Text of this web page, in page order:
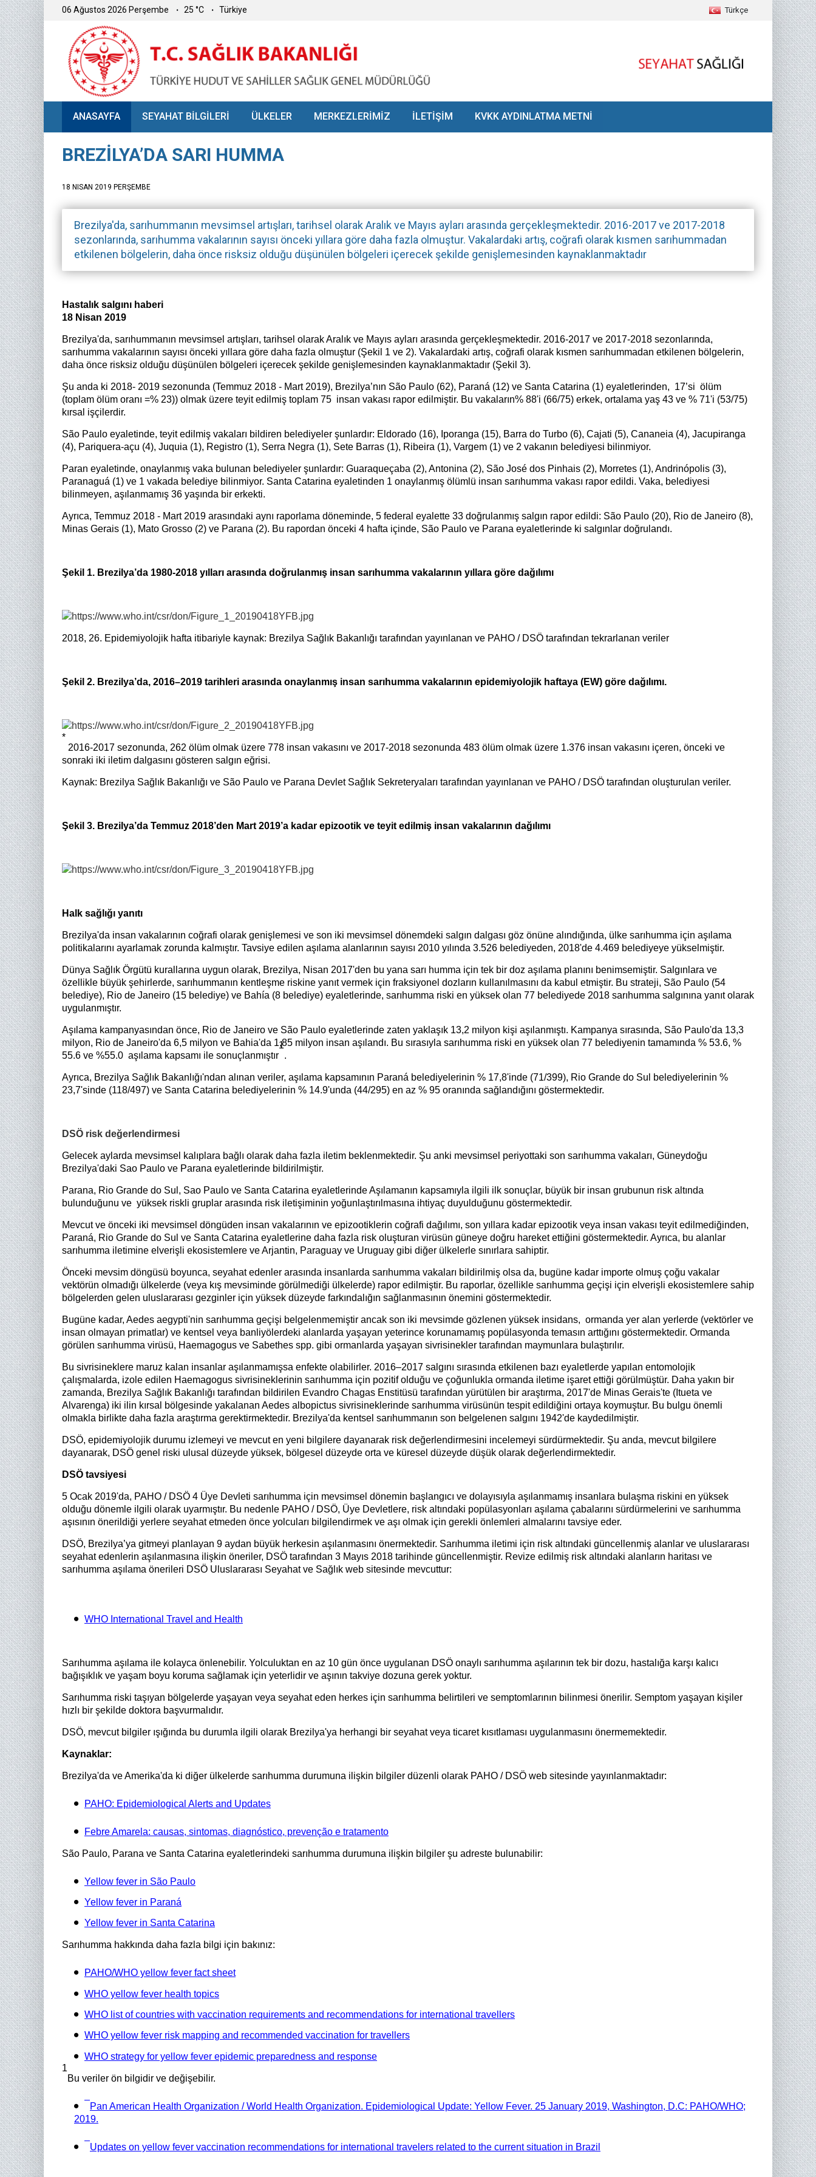
06 Ağustos 2026 Perşembe 25 °C Türkiye Türkçe
ANASAYFA SEYAHAT BİLGİLERİ ÜLKELER MERKEZLERİMİZ İLETİŞİM KVKK AYDINLATMA METNİ
BREZİLYA’DA SARI HUMMA
18 NISAN 2019 PERŞEMBE
Brezilya'da, sarıhummanın mevsimsel artışları, tarihsel olarak Aralık ve Mayıs ayları arasında gerçekleşmektedir. 2016-2017 ve 2017-2018
sezonlarında, sarıhumma vakalarının sayısı önceki yıllara göre daha fazla olmuştur. Vakalardaki artış, coğrafi olarak kısmen sarıhummadan
etkilenen bölgelerin, daha önce risksiz olduğu düşünülen bölgeleri içerecek şekilde genişlemesinden kaynaklanmaktadır
Hastalık salgını haberi
18 Nisan 2019
Brezilya'da, sarıhummanın mevsimsel artışları, tarihsel olarak Aralık ve Mayıs ayları arasında gerçekleşmektedir. 2016-2017 ve 2017-2018 sezonlarında,
sarıhumma vakalarının sayısı önceki yıllara göre daha fazla olmuştur (Şekil 1 ve 2). Vakalardaki artış, coğrafi olarak kısmen sarıhummadan etkilenen bölgelerin,
daha önce risksiz olduğu düşünülen bölgeleri içerecek şekilde genişlemesinden kaynaklanmaktadır (Şekil 3).
Şu anda ki 2018- 2019 sezonunda (Temmuz 2018 - Mart 2019), Brezilya’nın São Paulo (62), Paraná (12) ve Santa Catarina (1) eyaletlerinden, 17’si ölüm
(toplam ölüm oranı =% 23)) olmak üzere teyit edilmiş toplam 75 insan vakası rapor edilmiştir. Bu vakaların% 88'i (66/75) erkek, ortalama yaş 43 ve % 71'i (53/75)
kırsal işçilerdir.
São Paulo eyaletinde, teyit edilmiş vakaları bildiren belediyeler şunlardır: Eldorado (16), Iporanga (15), Barra do Turbo (6), Cajati (5), Cananeia (4), Jacupiranga
(4), Pariquera-açu (4), Juquia (1), Registro (1), Serra Negra (1), Sete Barras (1), Ribeira (1), Vargem (1) ve 2 vakanın belediyesi bilinmiyor.
Paran eyaletinde, onaylanmış vaka bulunan belediyeler şunlardır: Guaraqueçaba (2), Antonina (2), São José dos Pinhais (2), Morretes (1), Andrinópolis (3),
Paranaguá (1) ve 1 vakada belediye bilinmiyor. Santa Catarina eyaletinden 1 onaylanmış ölümlü insan sarıhumma vakası rapor edildi. Vaka, belediyesi
bilinmeyen, aşılanmamış 36 yaşında bir erkekti.
Ayrıca, Temmuz 2018 - Mart 2019 arasındaki aynı raporlama döneminde, 5 federal eyalette 33 doğrulanmış salgın rapor edildi: São Paulo (20), Rio de Janeiro (8),
Minas Gerais (1), Mato Grosso (2) ve Parana (2). Bu rapordan önceki 4 hafta içinde, São Paulo ve Parana eyaletlerinde ki salgınlar doğrulandı.
Şekil 1. Brezilya’da 1980-2018 yılları arasında doğrulanmış insan sarıhumma vakalarının yıllara göre dağılımı
2018, 26. Epidemiyolojik hafta itibariyle kaynak: Brezilya Sağlık Bakanlığı tarafından yayınlanan ve PAHO / DSÖ tarafından tekrarlanan veriler
Şekil 2. Brezilya’da, 2016–2019 tarihleri arasında onaylanmış insan sarıhumma vakalarının epidemiyolojik haftaya (EW) göre dağılımı.
*
2016-2017 sezonunda, 262 ölüm olmak üzere 778 insan vakasını ve 2017-2018 sezonunda 483 ölüm olmak üzere 1.376 insan vakasını içeren, önceki ve
sonraki iki iletim dalgasını gösteren salgın eğrisi.
Kaynak: Brezilya Sağlık Bakanlığı ve São Paulo ve Parana Devlet Sağlık Sekreteryaları tarafından yayınlanan ve PAHO / DSÖ tarafından oluşturulan veriler.
Şekil 3. Brezilya’da Temmuz 2018’den Mart 2019’a kadar epizootik ve teyit edilmiş insan vakalarının dağılımı
Halk sağlığı yanıtı
Brezilya'da insan vakalarının coğrafi olarak genişlemesi ve son iki mevsimsel dönemdeki salgın dalgası göz önüne alındığında, ülke sarıhumma için aşılama
politikalarını ayarlamak zorunda kalmıştır. Tavsiye edilen aşılama alanlarının sayısı 2010 yılında 3.526 belediyeden, 2018'de 4.469 belediyeye yükselmiştir.
Dünya Sağlık Örgütü kurallarına uygun olarak, Brezilya, Nisan 2017'den bu yana sarı humma için tek bir doz aşılama planını benimsemiştir. Salgınlara ve
özellikle büyük şehirlerde, sarıhummanın kentleşme riskine yanıt vermek için fraksiyonel dozların kullanılmasını da kabul etmiştir. Bu strateji, São Paulo (54
belediye), Rio de Janeiro (15 belediye) ve Bahía (8 belediye) eyaletlerinde, sarıhumma riski en yüksek olan 77 belediyede 2018 sarıhumma salgınına yanıt olarak
uygulanmıştır.
Aşılama kampanyasından önce, Rio de Janeiro ve São Paulo eyaletlerinde zaten yaklaşık 13,2 milyon kişi aşılanmıştı. Kampanya sırasında, São Paulo'da 13,3
milyon, Rio de Janeiro'da 6,5 ​​milyon ve Bahia'da 1,85 milyon insan aşılandı. Bu sırasıyla sarıhumma riski en yüksek olan 77 belediyenin tamamında % 53.6, %
55.6 ve %55.0 aşılama kapsamı ile sonuçlanmıştır
1
.
Ayrıca, Brezilya Sağlık Bakanlığı'ndan alınan veriler, aşılama kapsamının Paraná belediyelerinin % 17,8'inde (71/399), Rio Grande do Sul belediyelerinin %
23,7'sinde (118/497) ve Santa Catarina belediyelerinin % 14.9'unda (44/295) en az % 95 oranında sağlandığını göstermektedir.
DSÖ risk değerlendirmesi
Gelecek aylarda mevsimsel kalıplara bağlı olarak daha fazla iletim beklenmektedir. Şu anki mevsimsel periyottaki son sarıhumma vakaları, Güneydoğu
Brezilya'daki Sao Paulo ve Parana eyaletlerinde bildirilmiştir.
Parana, Rio Grande do Sul, Sao Paulo ve Santa Catarina eyaletlerinde Aşılamanın kapsamıyla ilgili ilk sonuçlar, büyük bir insan grubunun risk altında
bulunduğunu ve yüksek riskli gruplar arasında risk iletişiminin yoğunlaştırılmasına ihtiyaç duyulduğunu göstermektedir.
Mevcut ve önceki iki mevsimsel döngüden insan vakalarının ve epizootiklerin coğrafi dağılımı, son yıllara kadar epizootik veya insan vakası teyit edilmediğinden,
Paraná, Rio Grande do Sul ve Santa Catarina eyaletlerine daha fazla risk oluşturan virüsün güneye doğru hareket ettiğini göstermektedir. Ayrıca, bu alanlar
sarıhumma iletimine elverişli ekosistemlere ve Arjantin, Paraguay ve Uruguay gibi diğer ülkelerle sınırlara sahiptir.
Önceki mevsim döngüsü boyunca, seyahat edenler arasında insanlarda sarıhumma vakaları bildirilmiş olsa da, bugüne kadar importe olmuş çoğu vakalar
vektörün olmadığı ülkelerde (veya kış mevsiminde görülmediği ülkelerde) rapor edilmiştir. Bu raporlar, özellikle sarıhumma geçişi için elverişli ekosistemlere sahip
bölgelerden gelen uluslararası gezginler için yüksek düzeyde farkındalığın sağlanmasının önemini göstermektedir.
Bugüne kadar, Aedes aegypti'nin sarıhumma geçişi belgelenmemiştir ancak son iki mevsimde gözlenen yüksek insidans, ormanda yer alan yerlerde (vektörler ve
insan olmayan primatlar) ve kentsel veya banliyölerdeki alanlarda yaşayan yeterince korunamamış popülasyonda temasın arttığını göstermektedir. Ormanda
görülen sarıhumma virüsü, Haemagogus ve Sabethes spp. gibi ormanlarda yaşayan sivrisinekler tarafından maymunlara bulaştırılır.
Bu sivrisineklere maruz kalan insanlar aşılanmamışsa enfekte olabilirler. 2016–2017 salgını sırasında etkilenen bazı eyaletlerde yapılan entomolojik
çalışmalarda, izole edilen Haemagogus sivrisineklerinin sarıhumma için pozitif olduğu ve çoğunlukla ormanda iletime işaret ettiği görülmüştür. Daha yakın bir
zamanda, Brezilya Sağlık Bakanlığı tarafından bildirilen Evandro Chagas Enstitüsü tarafından yürütülen bir araştırma, 2017'de Minas Gerais'te (Itueta ve
Alvarenga) iki ilin kırsal bölgesinde yakalanan Aedes albopictus sivrisineklerinde sarıhumma virüsünün tespit edildiğini ortaya koymuştur. Bu bulgu önemli
olmakla birlikte daha fazla araştırma gerektirmektedir. Brezilya'da kentsel sarıhummanın son belgelenen salgını 1942'de kaydedilmiştir.
DSÖ, epidemiyolojik durumu izlemeyi ve mevcut en yeni bilgilere dayanarak risk değerlendirmesini incelemeyi sürdürmektedir. Şu anda, mevcut bilgilere
dayanarak, DSÖ genel riski ulusal düzeyde yüksek, bölgesel düzeyde orta ve küresel düzeyde düşük olarak değerlendirmektedir.
DSÖ tavsiyesi
5 Ocak 2019'da, PAHO / DSÖ 4 Üye Devleti sarıhumma için mevsimsel dönemin başlangıcı ve dolayısıyla aşılanmamış insanlara bulaşma riskini en yüksek
olduğu dönemle ilgili olarak uyarmıştır. Bu nedenle PAHO / DSÖ, Üye Devletlere, risk altındaki popülasyonları aşılama çabalarını sürdürmelerini ve sarıhumma
aşısının önerildiği yerlere seyahat etmeden önce yolcuları bilgilendirmek ve aşı olmak için gerekli önlemleri almalarını tavsiye eder.
DSÖ, Brezilya’ya gitmeyi planlayan 9 aydan büyük herkesin aşılanmasını önermektedir. Sarıhumma iletimi için risk altındaki güncellenmiş alanlar ve uluslararası
seyahat edenlerin aşılanmasına ilişkin öneriler, DSÖ tarafından 3 Mayıs 2018 tarihinde güncellenmiştir. Revize edilmiş risk altındaki alanların haritası ve
sarıhumma aşılama önerileri DSÖ Uluslararası Seyahat ve Sağlık web sitesinde mevcuttur:
WHO International Travel and Health
Sarıhumma aşılama ile kolayca önlenebilir. Yolculuktan en az 10 gün önce uygulanan DSÖ onaylı sarıhumma aşılarının tek bir dozu, hastalığa karşı kalıcı
bağışıklık ve yaşam boyu koruma sağlamak için yeterlidir ve aşının takviye dozuna gerek yoktur.
Sarıhumma riski taşıyan bölgelerde yaşayan veya seyahat eden herkes için sarıhumma belirtileri ve semptomlarının bilinmesi önerilir. Semptom yaşayan kişiler
hızlı bir şekilde doktora başvurmalıdır.
DSÖ, mevcut bilgiler ışığında bu durumla ilgili olarak Brezilya'ya herhangi bir seyahat veya ticaret kısıtlaması uygulanmasını önermemektedir.
Kaynaklar:
Brezilya'da ve Amerika'da ki diğer ülkelerde sarıhumma durumuna ilişkin bilgiler düzenli olarak PAHO / DSÖ web sitesinde yayınlanmaktadır:
PAHO: Epidemiological Alerts and Updates
Febre Amarela: causas, sintomas, diagnóstico, prevenção e tratamento
São Paulo, Parana ve Santa Catarina eyaletlerindeki sarıhumma durumuna ilişkin bilgiler şu adreste bulunabilir:
Yellow fever in São Paulo
Yellow fever in Paraná
Yellow fever in Santa Catarina
Sarıhumma hakkında daha fazla bilgi için bakınız:
PAHO/WHO yellow fever fact sheet
WHO yellow fever health topics
WHO list of countries with vaccination requirements and recommendations for international travellers
WHO yellow fever risk mapping and recommended vaccination for travellers
WHO strategy for yellow fever epidemic preparedness and response
1
Bu veriler ön bilgidir ve değişebilir.
Pan American Health Organization / World Health Organization. Epidemiological Update: Yellow Fever. 25 January 2019, Washington, D.C: PAHO/WHO;
2019.
Updates on yellow fever vaccination recommendations for international travelers related to the current situation in Brazil